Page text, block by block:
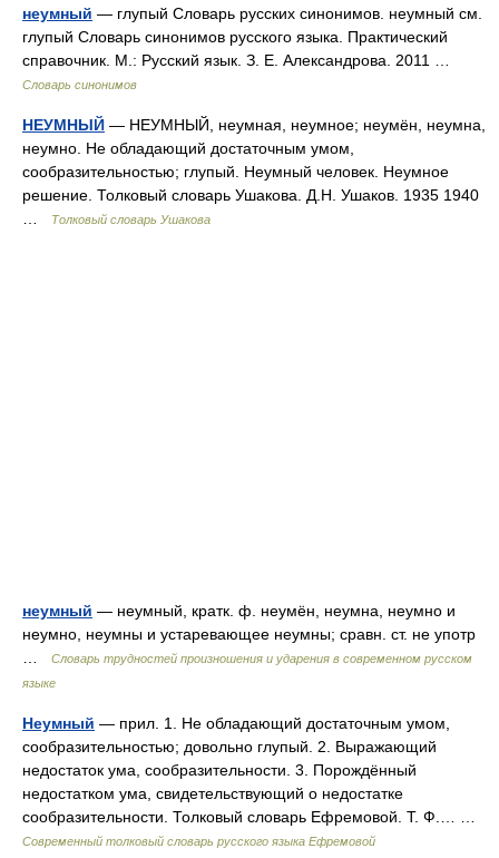
неумный — глупый Словарь русских синонимов. неумный см.
глупый Словарь синонимов русского языка. Практический
справочник. М.: Русский язык. З. Е. Александрова. 2011 …
Словарь синонимов
НЕУМНЫЙ — НЕУМНЫЙ, неумная, неумное; неумён, неумна,
неумно. Не обладающий достаточным умом,
сообразительностью; глупый. Неумный человек. Неумное
решение. Толковый словарь Ушакова. Д.Н. Ушаков. 1935 1940
…
Толковый словарь Ушакова
неумный — неумный, кратк. ф. неумён, неумна, неумно и
неумно, неумны и устаревающее неумны; сравн. ст. не употр
…
Словарь трудностей произношения и ударения в современном русском
языке
Неумный — прил. 1. Не обладающий достаточным умом,
сообразительностью; довольно глупый. 2. Выражающий
недостаток ума, сообразительности. 3. Порождённый
недостатком ума, свидетельствующий о недостатке
сообразительности. Толковый словарь Ефремовой. Т. Ф.… …
Современный толковый словарь русского языка Ефремовой